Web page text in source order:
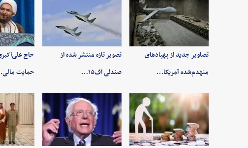
تصاویر جدید از پهپادهای
منهدم‌شده آمریکا…
تصویر تازه منتشر شده از
صندلی اف۱۵…
حاج
حمایت